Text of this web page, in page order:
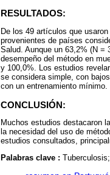
RESULTADOS:
De los 49 artículos que
provenientes de países
Salud. Aunque un 63,2% (N =
desempeño del método en
y 100,0%. Los estudios
se considera simple, con
con un entrenamiento mínimo.
CONCLUSIÓN:
Muchos estudios destacaron
la necesidad del uso de
estudios consultados,
Palabras clave :